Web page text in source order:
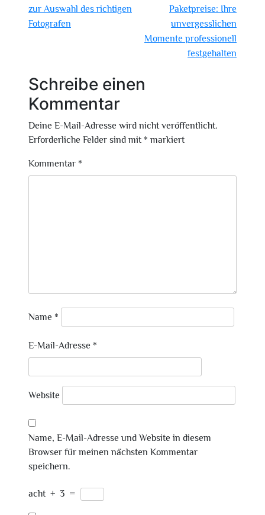
zur Auswahl des richtigen
Fotografen
Paketpreise: Ihre
unvergesslichen
Momente professionell
festgehalten
Schreibe einen
Kommentar
Deine E-Mail-Adresse wird nicht veröffentlicht.
Erforderliche Felder sind mit * markiert
Kommentar *
Name *
E-Mail-Adresse *
Website
Name, E-Mail-Adresse und Website in diesem
Browser für meinen nächsten Kommentar
speichern.
acht + 3 =